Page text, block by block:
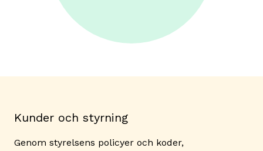
Kunder och styrning
Genom styrelsens policyer och koder,